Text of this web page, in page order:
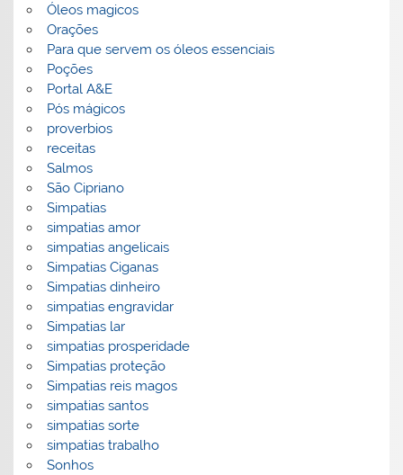
Óleos magicos
Orações
Para que servem os óleos essenciais
Poções
Portal A&E
Pós mágicos
proverbios
receitas
Salmos
São Cipriano
Simpatias
simpatias amor
simpatias angelicais
Simpatias Ciganas
Simpatias dinheiro
simpatias engravidar
Simpatias lar
simpatias prosperidade
Simpatias proteção
Simpatias reis magos
simpatias santos
simpatias sorte
simpatias trabalho
Sonhos